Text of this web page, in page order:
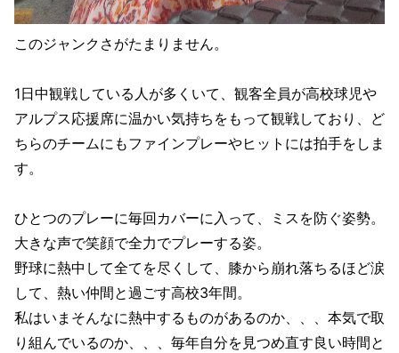
このジャンクさがたまりません。
1日中観戦している人が多くいて、観客全員が高校球児や
アルプス応援席に温かい気持ちをもって観戦しており、ど
ちらのチームにもファインプレーやヒットには拍手をしま
す。
ひとつのプレーに毎回カバーに入って、ミスを防ぐ姿勢。
大きな声で笑顔で全力でプレーする姿。
野球に熱中して全てを尽くして、膝から崩れ落ちるほど涙
して、熱い仲間と過ごす高校3年間。
私はいまそんなに熱中するものがあるのか、、、本気で取
り組んでいるのか、、、毎年自分を見つめ直す良い時間と